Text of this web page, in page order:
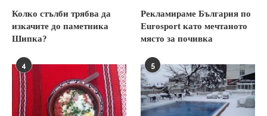
Колко стълби трябва да
изкачите до паметника
Шипка?
Рекламираме България по
Eurosport като мечтаното
място за почивка
4 5